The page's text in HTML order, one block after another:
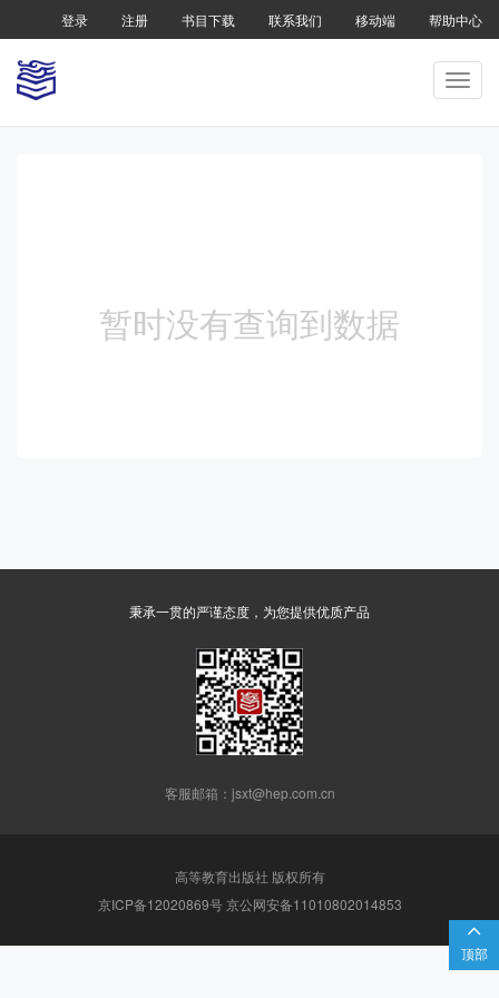
登录 注册 书目下载 联系我们 移动端 帮助中心

顶部
暂时没有查询到数据
秉承一贯的严谨态度，为您提供优质产品
客服邮箱：jsxt@hep.com.cn
高等教育出版社 版权所有
京ICP备12020869号 京公网安备11010802014853